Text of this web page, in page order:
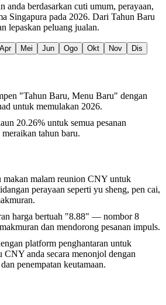
anda berdasarkan cuti umum, perayaan,
Singapura pada 2026. Dari Tahun Baru
lepaskan peluang jualan.
Apr Mei Jun Ogo Okt Nov Dis
"Tahun Baru, Menu Baru" dengan
untuk memulakan 2026.
20.26% untuk semua pesanan
tahun baru.
makan malam reunion CNY untuk
perayaan seperti yu sheng, pen cai,
harga bertuah "8.88" — nombor 8
dan mendorong pesanan impuls.
platform penghantaran untuk
CNY anda secara menonjol dengan
penempatan keutamaan.